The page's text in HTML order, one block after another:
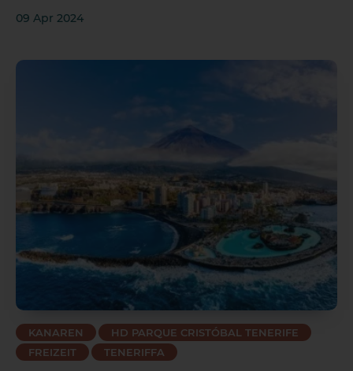
09 Apr 2024
KANAREN
HD PARQUE CRISTÓBAL TENERIFE
FREIZEIT
TENERIFFA